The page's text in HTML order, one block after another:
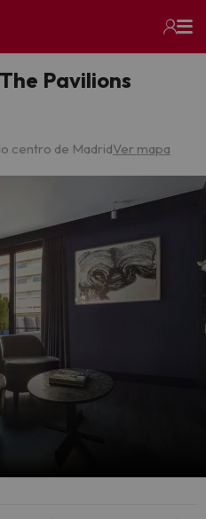
Pavilions
centro de MadridVer mapa